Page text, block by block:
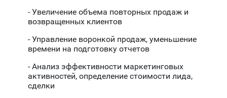
- Увеличение объема повторных продаж и
возвращенных клиентов
- Управление воронкой продаж, уменьшение
времени на подготовку отчетов
- Анализ эффективности маркетинговых
активностей, определение стоимости лида,
сделки